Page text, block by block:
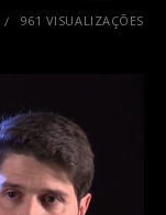
961 VISUALIZAÇÕES